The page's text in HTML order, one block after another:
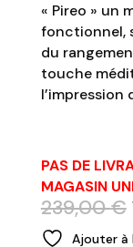
« Pireo » un
fonctionnel,
du
touche
l’impression
PAS DE
MAGASIN
239,00€
Ajouter à